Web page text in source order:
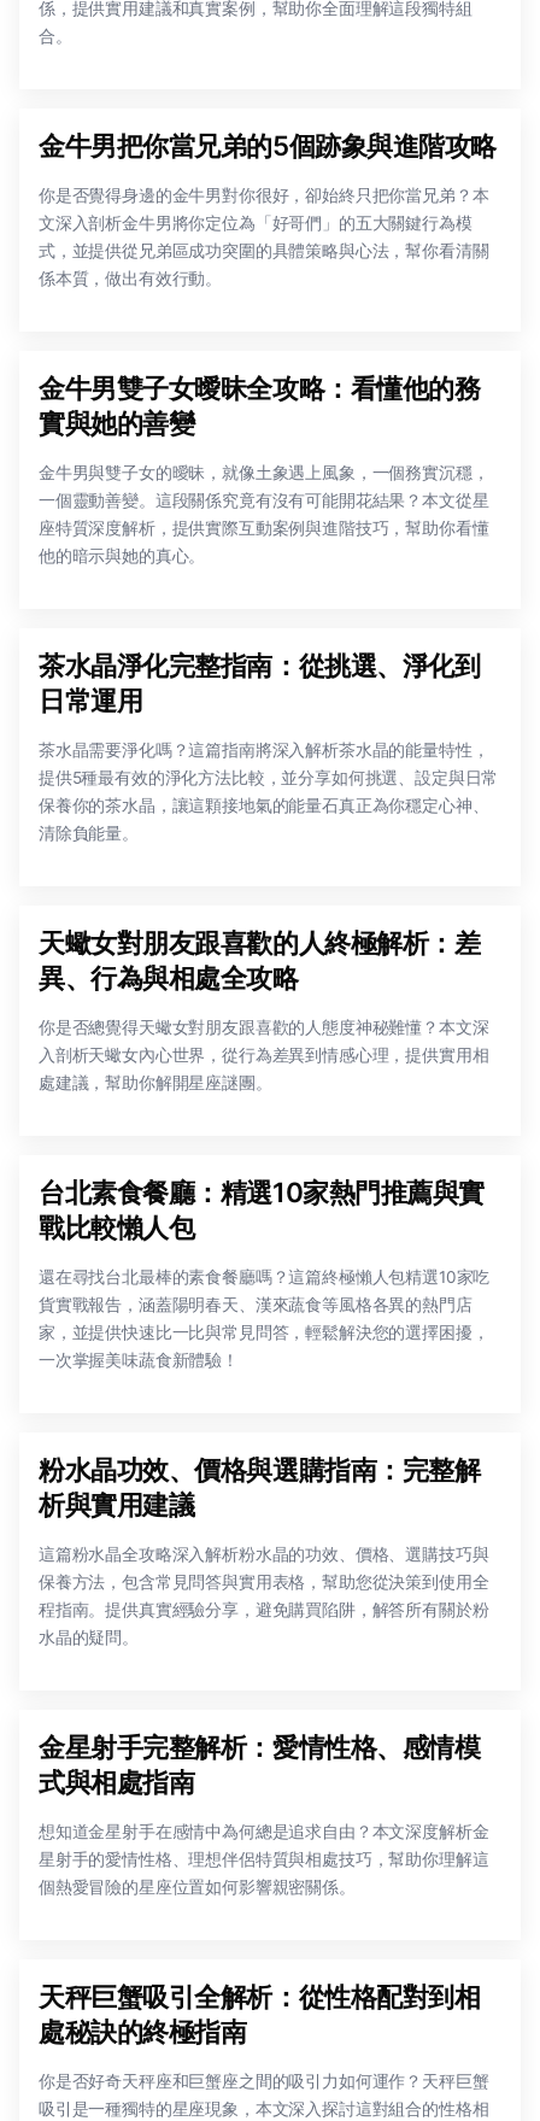
係，提供實用建議和真實案例，幫助你全面理解這段獨特組
合。
金牛男把你當兄弟的5個跡象與進階攻略
你是否覺得身邊的金牛男對你很好，卻始終只把你當兄弟？本
文深入剖析金牛男將你定位為「好哥們」的五大關鍵行為模
式，並提供從兄弟區成功突圍的具體策略與心法，幫你看清關
係本質，做出有效行動。
金牛男雙子女曖昧全攻略：看懂他的務
實與她的善變
金牛男與雙子女的曖昧，就像土象遇上風象，一個務實沉穩，
一個靈動善變。這段關係究竟有沒有可能開花結果？本文從星
座特質深度解析，提供實際互動案例與進階技巧，幫助你看懂
他的暗示與她的真心。
茶水晶淨化完整指南：從挑選、淨化到
日常運用
茶水晶需要淨化嗎？這篇指南將深入解析茶水晶的能量特性，
提供5種最有效的淨化方法比較，並分享如何挑選、設定與日常
保養你的茶水晶，讓這顆接地氣的能量石真正為你穩定心神、
清除負能量。
天蠍女對朋友跟喜歡的人終極解析：差
異、行為與相處全攻略
你是否總覺得天蠍女對朋友跟喜歡的人態度神秘難懂？本文深
入剖析天蠍女內心世界，從行為差異到情感心理，提供實用相
處建議，幫助你解開星座謎團。
台北素食餐廳：精選10家熱門推薦與實
戰比較懶人包
還在尋找台北最棒的素食餐廳嗎？這篇終極懶人包精選10家吃
貨實戰報告，涵蓋陽明春天、漢來蔬食等風格各異的熱門店
家，並提供快速比一比與常見問答，輕鬆解決您的選擇困擾，
一次掌握美味蔬食新體驗！
粉水晶功效、價格與選購指南：完整解
析與實用建議
這篇粉水晶全攻略深入解析粉水晶的功效、價格、選購技巧與
保養方法，包含常見問答與實用表格，幫助您從決策到使用全
程指南。提供真實經驗分享，避免購買陷阱，解答所有關於粉
水晶的疑問。
金星射手完整解析：愛情性格、感情模
式與相處指南
想知道金星射手在感情中為何總是追求自由？本文深度解析金
星射手的愛情性格、理想伴侶特質與相處技巧，幫助你理解這
個熱愛冒險的星座位置如何影響親密關係。
天秤巨蟹吸引全解析：從性格配對到相
處秘訣的終極指南
你是否好奇天秤座和巨蟹座之間的吸引力如何運作？天秤巨蟹
吸引是一種獨特的星座現象，本文深入探討這對組合的性格相